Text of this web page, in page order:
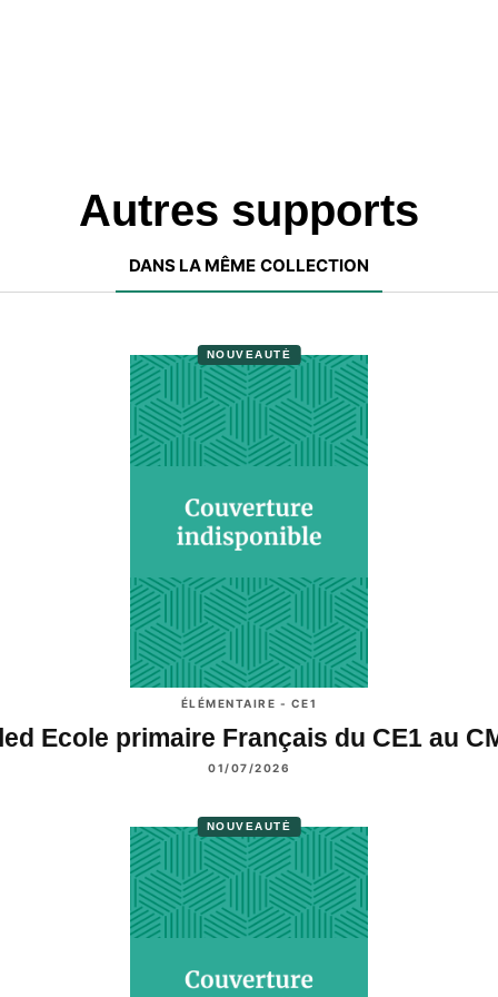
Autres supports
DANS LA MÊME COLLECTION
NOUVEAUTÉ
ÉLÉMENTAIRE - CE1
Ecole primaire Français du CE1 au
01/07/2026
NOUVEAUTÉ